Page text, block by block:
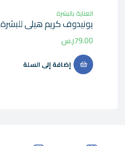
العناية بالبشرة
يونيدوف كريم هيلى للبشرة 50 مل
79.00ر.س
إضافة إلى السلة